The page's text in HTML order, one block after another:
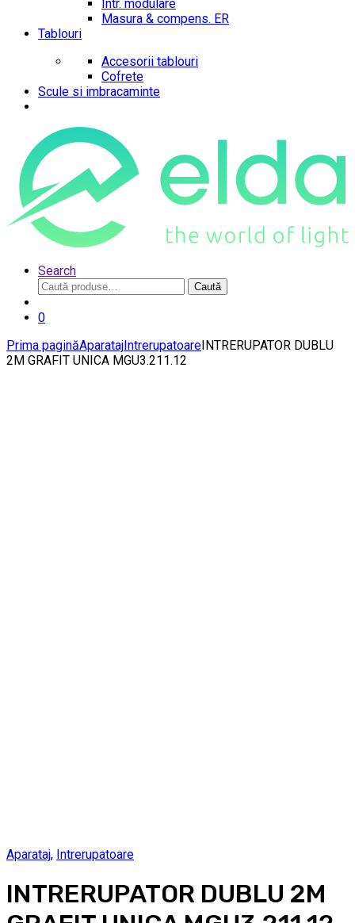
Intr. modulare
Masura & compens. ER
Tablouri
Accesorii tablouri
Cofrete
Scule si imbracaminte
Search
Caută
după:
Caută
0
Prima paginăAparatajIntrerupatoareINTRERUPATOR DUBLU
2M GRAFIT UNICA MGU3.211.12
Aparataj, Intrerupatoare
INTRERUPATOR DUBLU 2M